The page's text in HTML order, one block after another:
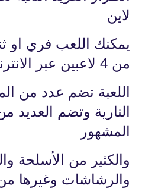
لاين
يمكنك اللعب فري او
من 4 لاعبين عبر الانترنت من حول العالم
اللعبة تضم عدد من
النارية وتضم
المشهور
والكثير من الأسلحة
والرشاشات وغيرها